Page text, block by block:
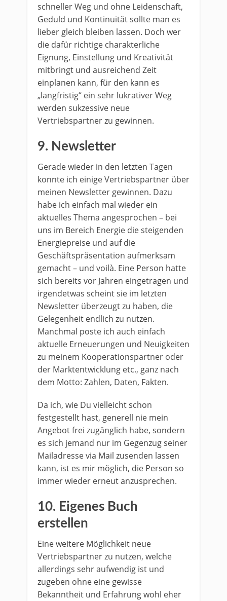
schneller Weg und ohne Leidenschaft,
Geduld und Kontinuität sollte man es
lieber gleich bleiben lassen. Doch wer
die dafür richtige charakterliche
Eignung, Einstellung und Kreativität
mitbringt und ausreichend Zeit
einplanen kann, für den kann es
„langfristig“ ein sehr lukrativer Weg
werden sukzessive neue
Vertriebspartner zu gewinnen.
9. Newsletter
Gerade wieder in den letzten Tagen
konnte ich einige Vertriebspartner über
meinen Newsletter gewinnen. Dazu
habe ich einfach mal wieder ein
aktuelles Thema angesprochen – bei
uns im Bereich Energie die steigenden
Energiepreise und auf die
Geschäftspräsentation aufmerksam
gemacht – und voilà. Eine Person hatte
sich bereits vor Jahren eingetragen und
irgendetwas scheint sie im letzten
Newsletter überzeugt zu haben, die
Gelegenheit endlich zu nutzen.
Manchmal poste ich auch einfach
aktuelle Erneuerungen und Neuigkeiten
zu meinem Kooperationspartner oder
der Marktentwicklung etc., ganz nach
dem Motto: Zahlen, Daten, Fakten.
Da ich, wie Du vielleicht schon
festgestellt hast, generell nie mein
Angebot frei zugänglich habe, sondern
es sich jemand nur im Gegenzug seiner
Mailadresse via Mail zusenden lassen
kann, ist es mir möglich, die Person so
immer wieder erneut anzusprechen.
10. Eigenes Buch
erstellen
Eine weitere Möglichkeit neue
Vertriebspartner zu nutzen, welche
allerdings sehr aufwendig ist und
zugeben ohne eine gewisse
Bekanntheit und Erfahrung wohl eher